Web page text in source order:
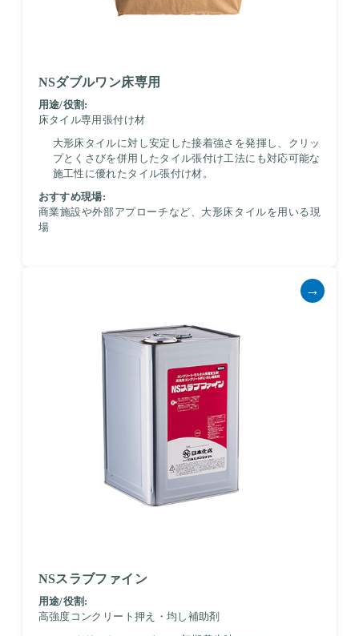
NSダブルワン床専用
用途/役割:
床タイル専用張付け材
大形床タイルに対し安定した接着強さを発揮し、クリッ
プとくさびを併用したタイル張付け工法にも対応可能な
施工性に優れたタイル張付け材。
おすすめ現場:
商業施設や外部アプローチなど、大形床タイルを用いる現
場
NSスラブファイン
用途/役割:
高強度コンクリート押え・均し補助剤
→